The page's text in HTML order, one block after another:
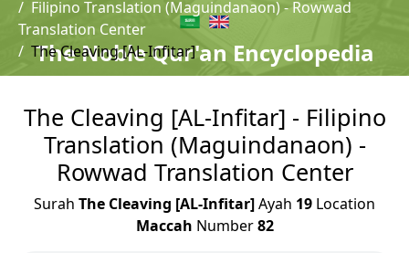
The Noble Qur'an Encyclopedia
Filipino Translation (Maguindanaon) - Rowwad
Translation Center
The Cleaving [AL-Infitar]
The Cleaving [AL-Infitar] - Filipino
Translation (Maguindanaon) -
Rowwad Translation Center
Surah The Cleaving [AL-Infitar]Ayah 19 Location
Maccah Number82